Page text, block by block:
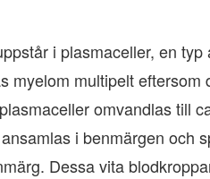
i plasmaceller, en
myelom multipelt
omvandlas till
i benmärgen och
Dessa vita